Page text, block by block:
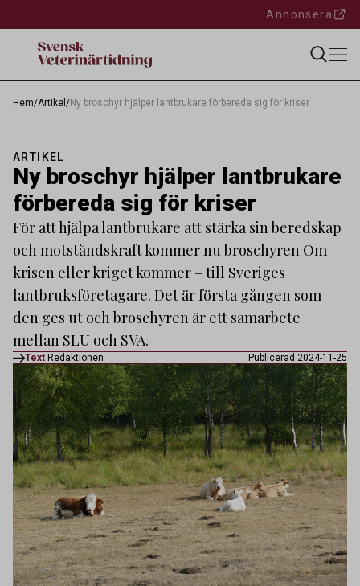
Annonsera
Hem/Artikel /Ny broschyr hjälper lantbrukare förbereda sig för kriser
ARTIKEL
Ny broschyr hjälper lantbrukare
förbereda sig för kriser
För att hjälpa lantbrukare att stärka sin beredskap
och motståndskraft kommer nu broschyren Om
krisen eller kriget kommer – till Sveriges
lantbruksföretagare. Det är första gången som
den ges ut och broschyren är ett samarbete
mellan SLU och SVA.
Text Redaktionen Publicerad 2024-11-25